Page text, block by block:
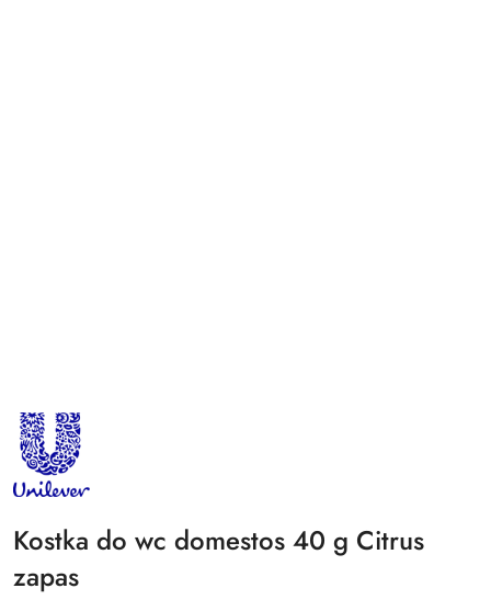
NAZWA
PRODUCENTA:
UNILEVER
Kostka do wc domestos 40 g Citrus
zapas